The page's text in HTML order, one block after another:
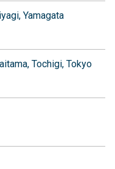
Yamagata
Tochigi Tokyo